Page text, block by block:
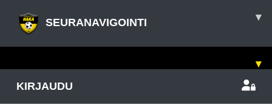
SEURANAVIGOINTI ▾
▾
KIRJAUDU